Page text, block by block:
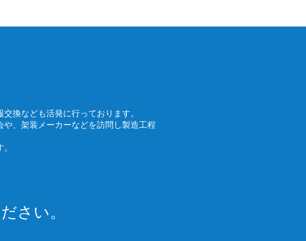
換なども活発に行っております。
、架装メーカーなどを訪問し製造工程
さい。